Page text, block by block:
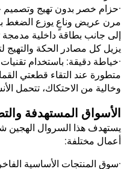
·حزام خصر بدون تهيج
مرن عريض وناعٍ يوزع الضغط
إلى جانب بطاقة داخلية مدمجة
يزيل كل مصادر الحكة والتهيج
·خياطة دقيقة: باستخدام
متطورة عند التقاء قطعتي
وخالية من الاحتكاك، تتحمل
الأسواق المستهدفة
يستهدف هذا السروال الهجين
أعمال مختلفة:
·سوق المنتجات الأساسية